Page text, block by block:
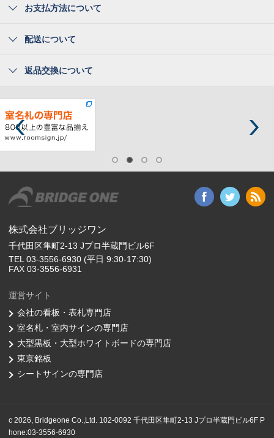
お支払方法について
配送について
返品交換について
株式会社ブリッジワン
千代田区隼町2-13 Jプロ半蔵門ビル6F
TEL 03-3556-6930 (平日 9:30-17:30)
FAX 03-3556-6931
運営サイト
会社の看板・表札専門店
室名札・室内サインの専門店
大型黒板・大型ホワイトボードの専門店
東京銘板
シートサインの専門店
c 2026, Bridgeone Co.,Ltd. 102-0092 千代田区隼町2-13 Jプロ半蔵門ビル6F P
hone:03-3556-6930